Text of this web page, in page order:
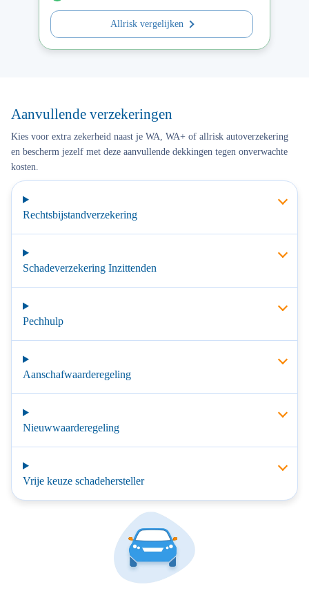
Allrisk vergelijken
Aanvullende verzekeringen
Kies voor extra zekerheid naast je WA, WA+ of allrisk autoverzekering
en bescherm jezelf met deze aanvullende dekkingen tegen onverwachte
kosten.
Rechtsbijstandverzekering
Schadeverzekering Inzittenden
Pechhulp
Aanschafwaarderegeling
Nieuwwaarderegeling
Vrije keuze schadehersteller